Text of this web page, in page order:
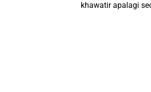
khawatir apalagi